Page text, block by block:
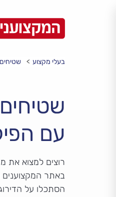
בעלי מקצוע
עם
רוצים למצוא את
באתר המקצוענים
הסתכלו על